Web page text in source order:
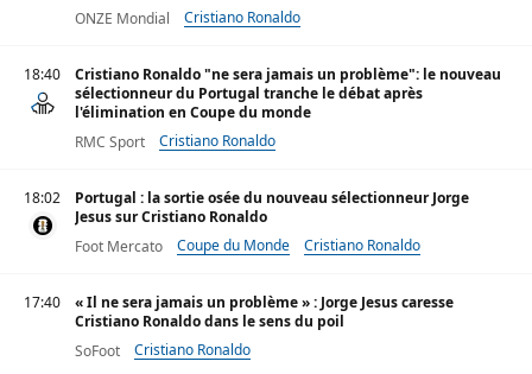
ONZE Mondial
Cristiano Ronaldo
18:40
Cristiano Ronaldo "ne sera jamais un problème": le nouveau
sélectionneur du Portugal tranche le débat après
l'élimination en Coupe du monde
RMC Sport
Cristiano Ronaldo
18:02
Portugal : la sortie osée du nouveau sélectionneur Jorge
Jesus sur Cristiano Ronaldo
Foot Mercato
Coupe du Monde Cristiano Ronaldo
17:40
« Il ne sera jamais un problème » : Jorge Jesus caresse
Cristiano Ronaldo dans le sens du poil
SoFoot
Cristiano Ronaldo